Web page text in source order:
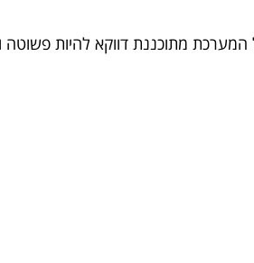
מתוכננת דווקא להיות פשוטה